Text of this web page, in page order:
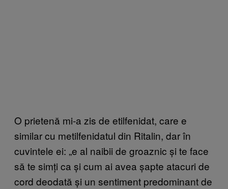
O prietenă mi-a zis de etilfenidat, care e
similar cu metilfenidatul din Ritalin, dar în
cuvintele ei: „e al naibii de groaznic și te face
să te simți ca și cum ai avea șapte atacuri de
cord deodată și un sentiment predominant de